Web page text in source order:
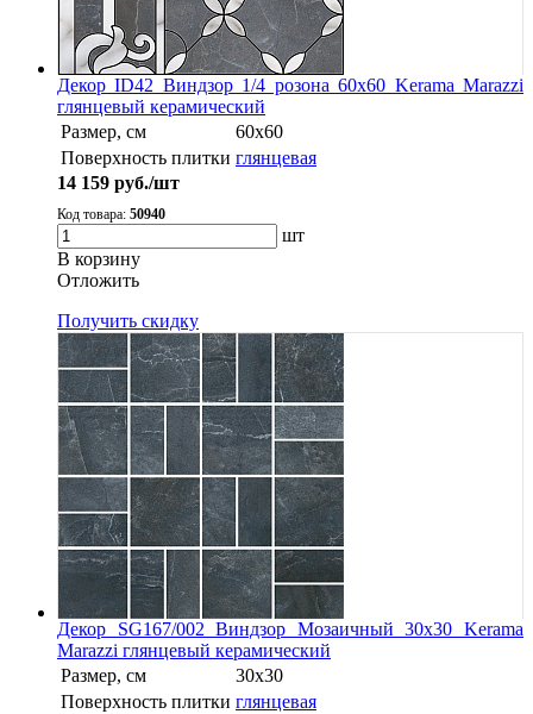
Декор ID42 Виндзор 1/4 розона 60х60 Kerama Marazzi
глянцевый керамический
Размер, см
60х60
Поверхность плитки глянцевая
14 159 руб./шт
Код товара: 50940
шт
В корзину
Oтложить
Получить скидку
Декор SG167/002 Виндзор Мозаичный 30х30 Kerama
Marazzi глянцевый керамический
Размер, см
30х30
Поверхность плитки глянцевая